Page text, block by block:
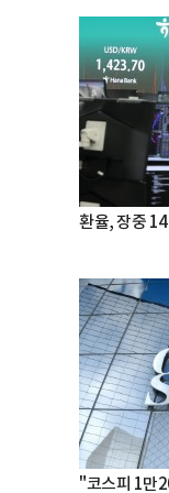
환율, 장중
"코스피 1만